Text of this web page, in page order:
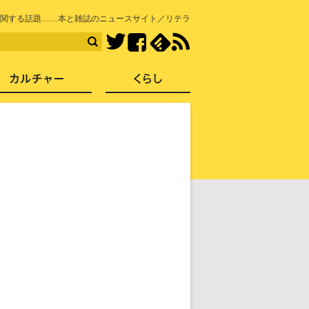
する話題……本と雑誌のニュースサイト／リテラ
TwitterFacebook
社会